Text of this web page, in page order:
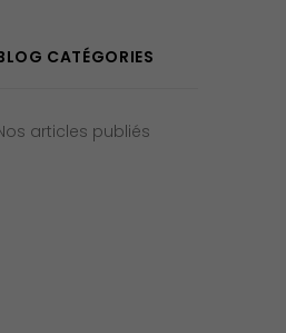
CATÉGORIES
articles publiés